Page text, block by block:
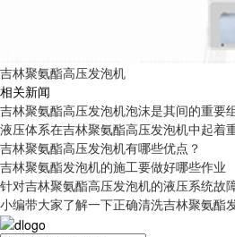
吉林聚氨酯高压发泡机
相关新闻
吉林聚氨酯高压发泡机泡沫是其间的重要
液压体系在吉林聚氨酯高压发泡机中起着
吉林聚氨酯高压发泡机有哪些优点？
吉林聚氨酯发泡机的施工要做好哪些作业
针对吉林聚氨酯高压发泡机的液压系统故
小编带大家了解一下正确清洗吉林聚氨酯